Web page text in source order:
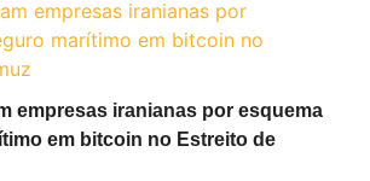
empresas iranianas por esquema
em bitcoin no Estreito de